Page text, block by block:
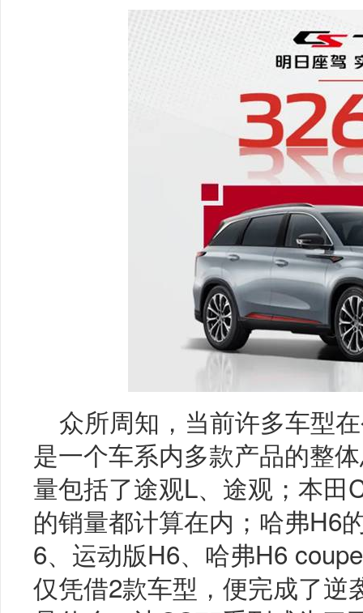
众所周知，当前许多车型
是一个车系内多款产品的整
量包括了途观L、途观；本田
的销量都计算在内；哈弗H6
6、运动版H6、哈弗H6
仅凭借2款车型，便完成了逆